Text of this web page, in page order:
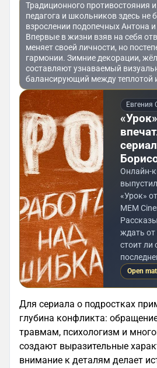
Традиционного противостояния
педагога и школьников здесь не
взрослении подопечных Антона и
Впервые в жизни взяв на себя
меняет своей личности, но
гармонии. Зимние декорации,
составляют узнаваемый
балансирующий между теплотой
Евгения
Онлайн-
«Урок»
MEM
ждать
стоит ли
Open
Для сериала о подростках
глубина конфликта:
травмам, психологизм и
создают выразительные
внимание к деталям делает